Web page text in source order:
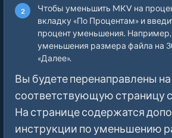
Чтобы уменьшить MKV на
вкладку «По Процентам» и
процент уменьшения. Например,
уменьшения размера файла на
«Далее».
Вы будете перенаправлены на
соответствующую страницу
На странице содержатся
инструкции по уменьшению